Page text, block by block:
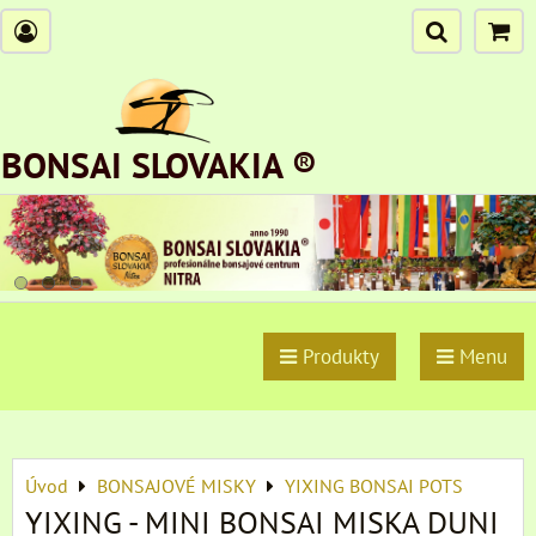
BONSAI SLOVAKIA ®
Produkty Menu
Úvod BONSAJOVÉ MISKY YIXING BONSAI POTS
YIXING - MINI BONSAI MISKA DUNI